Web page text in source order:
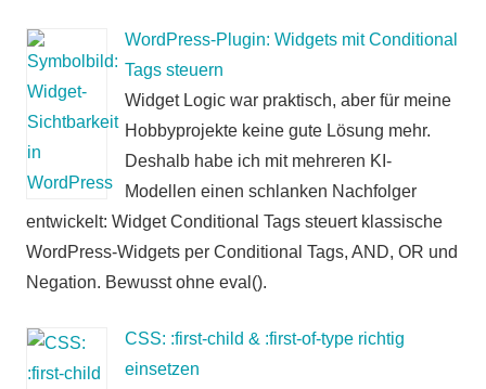
WordPress-Plugin: Widgets mit Conditional
Tags steuern
Widget Logic war praktisch, aber für meine
Hobbyprojekte keine gute Lösung mehr.
Deshalb habe ich mit mehreren KI-
Modellen einen schlanken Nachfolger
entwickelt: Widget Conditional Tags steuert klassische
WordPress-Widgets per Conditional Tags, AND, OR und
Negation. Bewusst ohne eval().
CSS: :first-child & :first-of-type richtig
einsetzen